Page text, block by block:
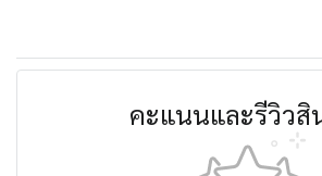
คะแนนและรีวิวสิ